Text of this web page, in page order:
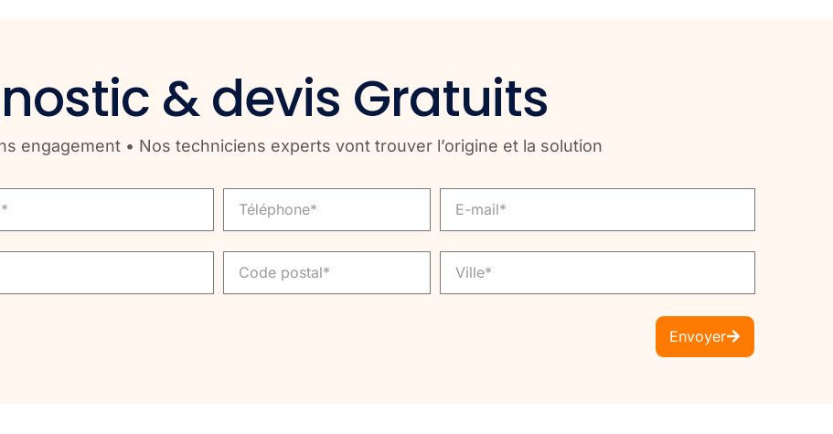
& devis Gratuits
engagement • Nos techniciens experts vont trouver l’origine et la solution
Telephone Email
Code Ville
Envoyer